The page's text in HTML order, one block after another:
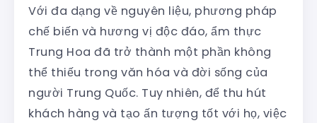
Với đa dạng về nguyên liệu, phương pháp
chế biến và hương vị độc đáo, ẩm thực
Trung Hoa đã trở thành một phần không
thể thiếu trong văn hóa và đời sống của
người Trung Quốc. Tuy nhiên, để thu hút
khách hàng và tạo ấn tượng tốt với họ, việc